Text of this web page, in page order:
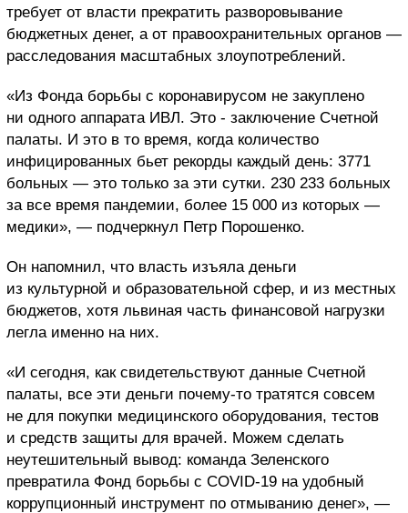
требует от власти прекратить разворовывание
бюджетных денег, а от правоохранительных органов —
расследования масштабных злоупотреблений.
«Из Фонда борьбы с коронавирусом не закуплено
ни одного аппарата ИВЛ. Это - заключение Счетной
палаты. И это в то время, когда количество
инфицированных бьет рекорды каждый день: 3771
больных — это только за эти сутки. 230 233 больных
за все время пандемии, более 15 000 из которых —
медики», — подчеркнул Петр Порошенко.
Он напомнил, что власть изъяла деньги
из культурной и образовательной сфер, и из местных
бюджетов, хотя львиная часть финансовой нагрузки
легла именно на них.
«И сегодня, как свидетельствуют данные Счетной
палаты, все эти деньги почему-то тратятся совсем
не для покупки медицинского оборудования, тестов
и средств защиты для врачей. Можем сделать
неутешительный вывод: команда Зеленского
превратила Фонд борьбы с COVID-19 на удобный
коррупционный инструмент по отмыванию денег», —